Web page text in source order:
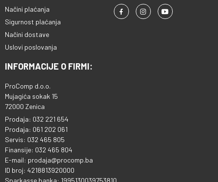
Načini plaćanja
Sigurnost plaćanja
Načini dostave
Uslovi poslovanja
INFORMACIJE O FIRMI:
ProComp d.o.o.
Mujagića sokak 15
72000 Zenica
Prodaja: 032 221 654
Prodaja: 061 202 061
Servis: 032 465 805
Finansije: 032 465 804
E-mail: prodaja@procomp.ba
ID broj: 4218813920000